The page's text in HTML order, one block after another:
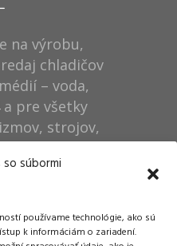
súbormi
používame technológie, ako sú
k informáciám o zariadení.
na výrobu,
chladičov
– voda,
a pre všetky
strojov,